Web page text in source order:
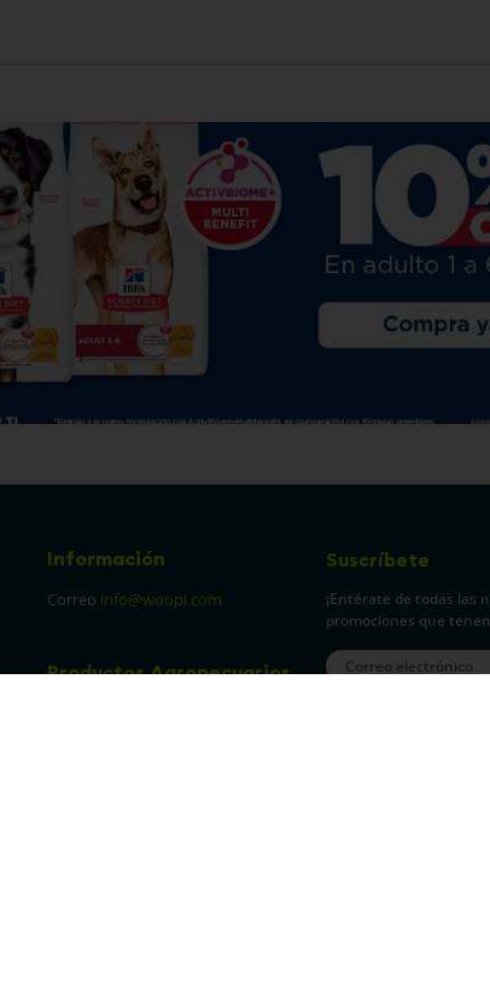
Información
Correo info@woopi.com
Productos Agropecuarios
Suscríbete
¡Entérate de todas las
promociones que